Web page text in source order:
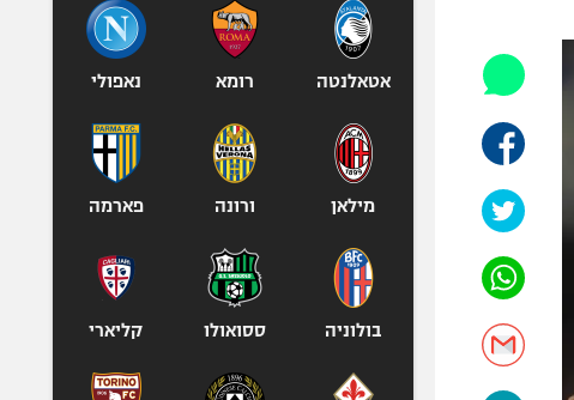
אופניים
ספורט מוטורי
פוטבול אמריקאי NFL
בייסבול MLB
ואקסטרים
אומנויות לחימה
אטאלנטה רומא נאפולי
מילאן ורונה פארמה
בולוניה ססואולו קליארי